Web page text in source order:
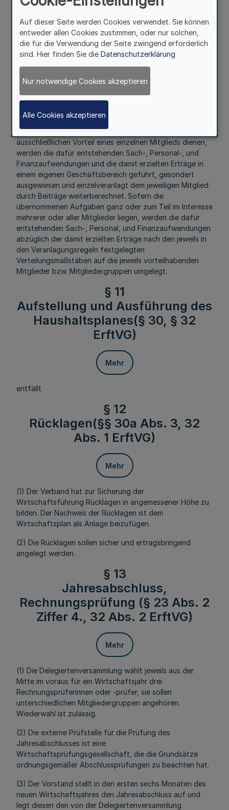
ErftVG)
Mehr
Bei übernommenen Aufgaben, deren Erledigung dem
ausschließlichen Vorteil eines einzelnen Mitglieds dienen,
werden die dafür entstehenden Sach-, Personal-, und
Finanzaufwendungen und die damit erzielten Erträge in
einem eigenen Geschäftsbereich geführt, gesondert
ausgewiesen und einzelveranlagt dem jeweiligen Mitglied
durch Beiträge weiterberechnet. Sofern die
übernommenen Aufgaben ganz oder zum Teil im Interesse
mehrerer oder aller Mitglieder liegen, werden die dafür
entstehenden Sach-, Personal, und Finanzaufwendungen
abzüglich der damit erzielten Erträge nach den jeweils in
den Veranlagungsregeln festgelegten
Verteilungsmaßstäben auf die jeweils vorteilhabenden
Mitglieder bzw. Mitgliedergruppen umgelegt.
§ 11
Aufstellung und Ausführung des
Haushaltsplanes(§ 30, § 32
ErftVG)
Mehr
entfällt
§ 12
Rücklagen(§§ 30a Abs. 3, 32
Abs. 1 ErftVG)
Mehr
(1) Der Verband hat zur Sicherung der
Wirtschaftsführung Rücklagen in angemessener Höhe zu
bilden. Der Nachweis der Rücklagen ist dem
Wirtschaftsplan als Anlage beizufügen.
(2) Die Rücklagen sollen sicher und ertragsbringend
angelegt werden.
§ 13
Jahresabschluss,
Rechnungsprüfung (§ 23 Abs. 2
Ziffer 4., 32 Abs. 2 ErftVG)
Mehr
(1) Die Delegiertenversammlung wählt jeweils aus der
Mitte im voraus für ein Wirtschaftsjahr drei
Rechnungsprüferinnen oder -prüfer; sie sollen
unterschiedlichen Mitgliedergruppen angehören.
Wiederwahl ist zulässig.
(2) Die externe Prüfstelle für die Prüfung des
Jahresabschlusses ist eine
Wirtschaftsprüfungsgesellschaft, die die Grundsätze
ordnungsgemäßer Abschlussprüfungen zu beachten hat.
(3) Der Vorstand stellt in den ersten sechs Monaten des
neuen Wirtschaftsjahres den Jahresabschluss auf und
legt diesen den von der Delegiertenversammlung
Auf dieser Seite werden Cookies verwendet. Sie können
entweder allen Cookies zustimmen, oder nur solchen,
die für die Verwendung der Seite zwingend erforderlich
sind. Hier finden Sie die Datenschutzerklärung
Nur notwendige Cookies akzeptieren
Alle Cookies akzeptieren